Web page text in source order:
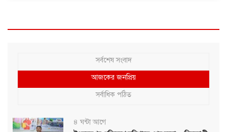
সর্বশেষ সংবাদ
আজকের জনপ্রিয়
সর্বাধিক পঠিত
৪ ঘন্টা আগে